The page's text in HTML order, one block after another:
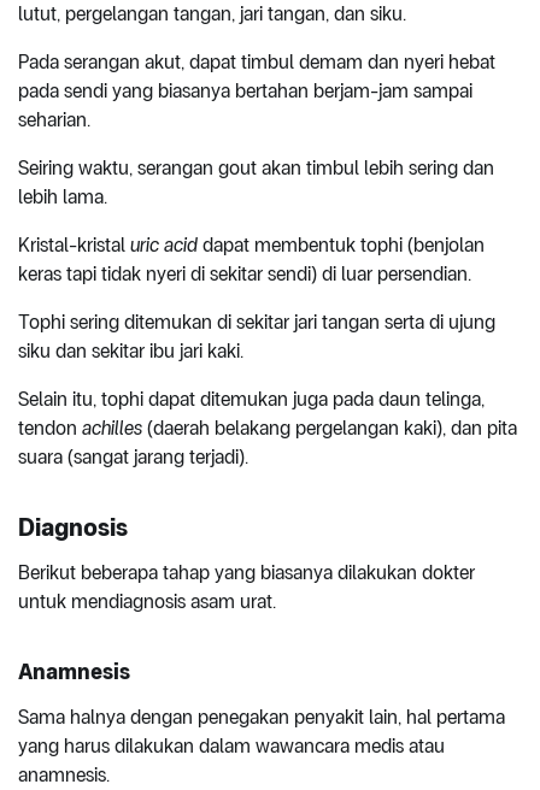
lutut, pergelangan tangan, jari tangan, dan siku.
Pada serangan akut, dapat timbul demam dan nyeri hebat
pada sendi yang biasanya bertahan berjam-jam sampai
seharian.
Seiring waktu, serangan gout akan timbul lebih sering dan
lebih lama.
Kristal-kristal uric acid dapat membentuk tophi (benjolan
keras tapi tidak nyeri di sekitar sendi) di luar persendian.
Tophi sering ditemukan di sekitar jari tangan serta di ujung
siku dan sekitar ibu jari kaki.
Selain itu, tophi dapat ditemukan juga pada daun telinga,
tendon achilles (daerah belakang pergelangan kaki), dan pita
suara (sangat jarang terjadi).
Diagnosis
Berikut beberapa tahap yang biasanya dilakukan dokter
untuk mendiagnosis asam urat.
Anamnesis
Sama halnya dengan penegakan penyakit lain, hal pertama
yang harus dilakukan dalam wawancara medis atau
anamnesis.